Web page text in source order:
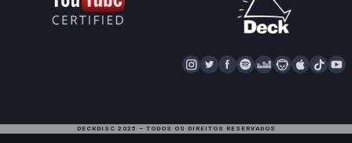
I
N
A
T
W
T
F
A
S
P
I
D
E
E
N
A
T
A
P
E
T
O
U
DECKDISC 2025 – TODOS OS DIREITOS RESERVADOS